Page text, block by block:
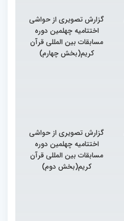
گزارش تصویری از حواشی
اختتامیه چهلمین دوره
مسابقات بین المللی قرآن
کریم(بخش چهارم)
گزارش تصویری از حواشی
اختتامیه چهلمین دوره
مسابقات بین المللی قرآن
کریم(بخش دوم)